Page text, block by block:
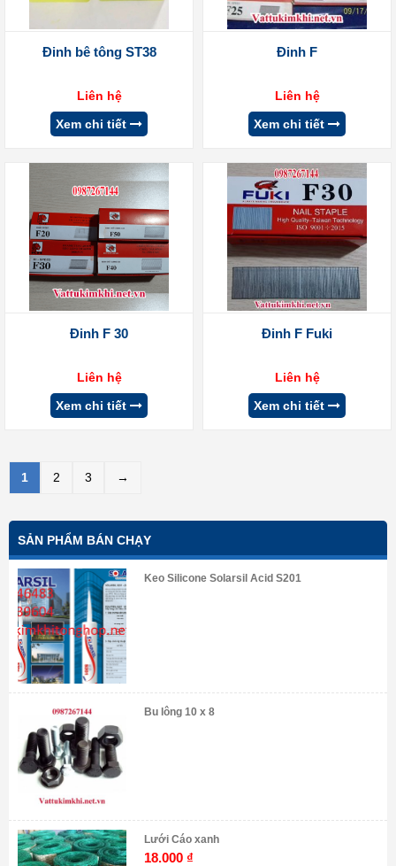
Đinh bê tông ST38
Liên hệ
Xem chi tiết
Đinh F
Liên hệ
Xem chi tiết
Đinh F 30
Liên hệ
Xem chi tiết
Đinh F Fuki
Liên hệ
Xem chi tiết
1 2 3 →
SẢN PHẨM BÁN CHẠY
Keo Silicone Solarsil Acid S201
Bu lông 10 x 8
Lưới Cáo xanh
18.000 ₫